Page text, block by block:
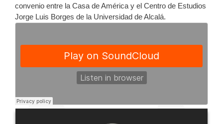
convenio entre la Casa de América y el Centro de Estudios
Jorge Luis Borges de la Universidad de Alcalá.